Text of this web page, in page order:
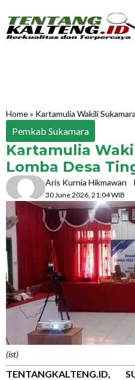
Home» Kartamulia Wakili
Pemkab Sukamara
Kartamulia
Lomba Desa
Aris Kurnia Hikmawan
30 June 2026, 21:04 WIB
(ist)
TENTANGKALTENG.ID,